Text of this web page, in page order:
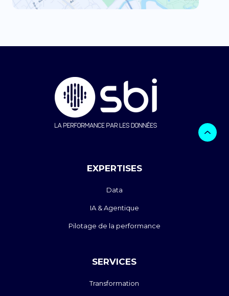
EXPERTISES
Data
IA & Agentique
Pilotage de la performance
SERVICES
Transformation